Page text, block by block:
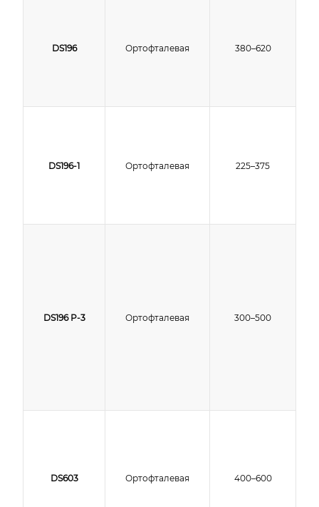
DS196 Ортофталевая 380–620
DS196-1 Ортофталевая 225–375
DS196 P-3 Ортофталевая 300–500
DS603 Ортофталевая 400–600